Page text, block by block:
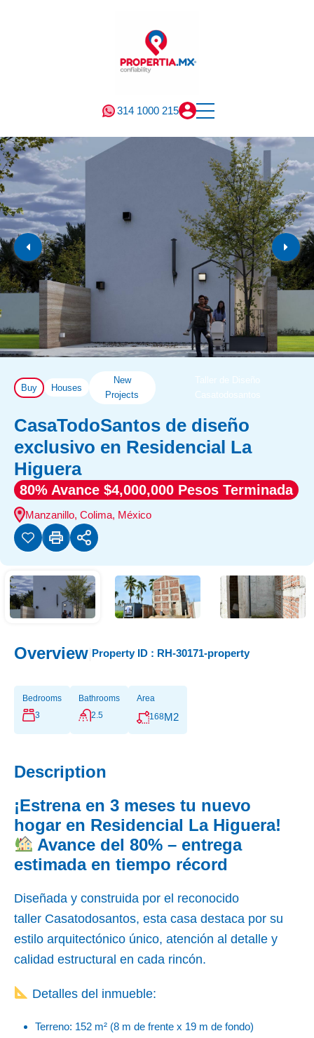
314 1000 215
Buy Houses
New
Projects
Taller de Diseño
Casatodosantos
CasaTodoSantos de diseño
exclusivo en Residencial La
Higuera
80% Avance $4,000,000 Pesos Terminada
Manzanillo, Colima, México
Overview Property ID : RH-30171-property
Bedrooms
3
Bathrooms
2.5
Area
168M2
Description
¡Estrena en 3 meses tu nuevo
hogar en Residencial La Higuera!
Avance del 80% – entrega
estimada en tiempo récord
Diseñada y construida por el reconocido
taller Casatodosantos, esta casa destaca por su
estilo arquitectónico único, atención al detalle y
calidad estructural en cada rincón.
Detalles del inmueble:
Terreno: 152 m² (8 m de frente x 19 m de fondo)